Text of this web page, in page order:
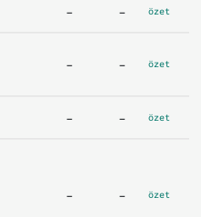
- - özet
- - özet
- - özet
- - özet